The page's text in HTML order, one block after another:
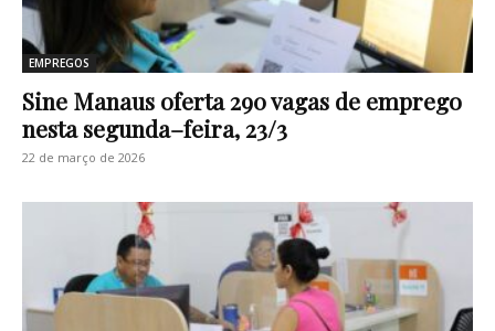
EMPREGOS
Sine Manaus oferta 290 vagas de emprego
nesta segunda–feira, 23/3
22 de março de 2026